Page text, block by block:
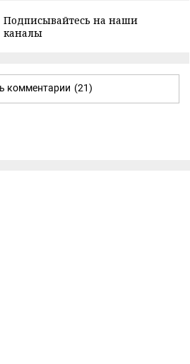
Подписывайтесь на наши
каналы
комментарии (21)